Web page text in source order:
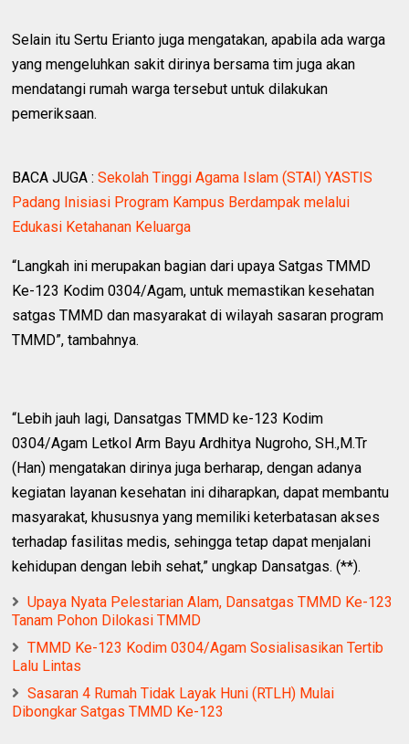
Selain itu Sertu Erianto juga mengatakan, apabila ada warga
yang mengeluhkan sakit dirinya bersama tim juga akan
mendatangi rumah warga tersebut untuk dilakukan
pemeriksaan.
BACA JUGA :Sekolah Tinggi Agama Islam (STAI) YASTIS
Padang Inisiasi Program Kampus Berdampak melalui
Edukasi Ketahanan Keluarga
“Langkah ini merupakan bagian dari upaya Satgas TMMD
Ke-123 Kodim 0304/Agam, untuk memastikan kesehatan
satgas TMMD dan masyarakat di wilayah sasaran program
TMMD”, tambahnya.
“Lebih jauh lagi, Dansatgas TMMD ke-123 Kodim
0304/Agam Letkol Arm Bayu Ardhitya Nugroho, SH.,M.Tr
(Han) mengatakan dirinya juga berharap, dengan adanya
kegiatan layanan kesehatan ini diharapkan, dapat membantu
masyarakat, khususnya yang memiliki keterbatasan akses
terhadap fasilitas medis, sehingga tetap dapat menjalani
kehidupan dengan lebih sehat,” ungkap Dansatgas. (**).
Upaya Nyata Pelestarian Alam, Dansatgas TMMD Ke-123
Tanam Pohon Dilokasi TMMD
TMMD Ke-123 Kodim 0304/Agam Sosialisasikan Tertib
Lalu Lintas
Sasaran 4 Rumah Tidak Layak Huni (RTLH) Mulai
Dibongkar Satgas TMMD Ke-123